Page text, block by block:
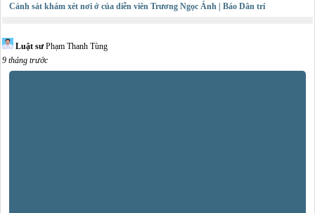
Cảnh sát khám xét nơi ở của diễn viên Trương Ngọc Ánh | Báo Dân trí
Luật sưPhạm Thanh Tùng
9 tháng trước